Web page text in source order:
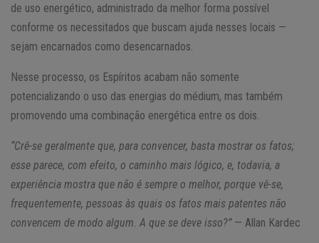
de uso energético, administrado da melhor forma possível
conforme os necessitados que buscam ajuda nesses locais —
sejam encarnados como desencarnados.
Nesse processo, os Espíritos acabam não somente
potencializando o uso das energias do médium, mas também
promovendo uma combinação energética entre os dois.
“Crê-se geralmente que, para convencer, basta mostrar os fatos;
esse parece, com efeito, o caminho mais lógico, e, todavia, a
experiência mostra que não é sempre o melhor, porque vê-se,
frequentemente, pessoas às quais os fatos mais patentes não
convencem de modo algum. A que se deve isso?”— Allan Kardec